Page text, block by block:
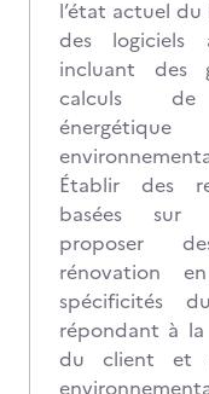
l’état actuel
des logiciels
incluant des
calculs de
Établir des
basées sur
proposer
rénovation
spécificités
répondant à
du client et